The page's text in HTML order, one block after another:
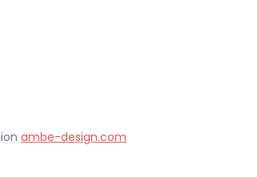
ambe-design.com